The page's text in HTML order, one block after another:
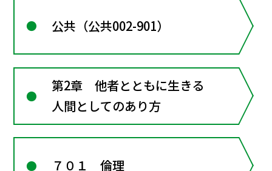
公共（公共002-901）
第2章 他者とともに生きる
人間としてのあり方
７０１ 倫理